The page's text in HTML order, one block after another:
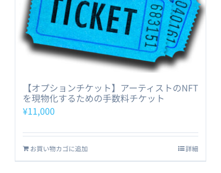
【オプションチケット】アーティストのNFT
を現物化するための手数料チケット
¥11,000
お買い物カゴに追加 詳細